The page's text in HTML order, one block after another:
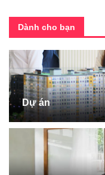
Dành cho bạn
Dự án